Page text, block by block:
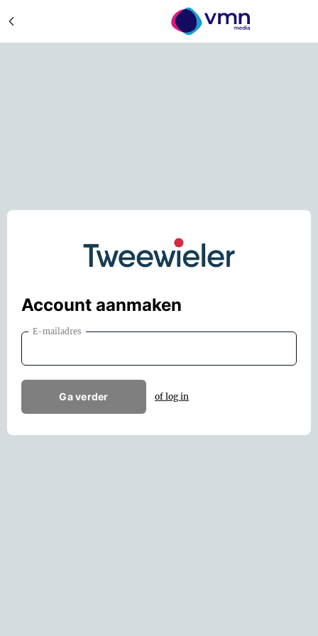
Account aanmaken
E-mailadres
Ga verder of log in